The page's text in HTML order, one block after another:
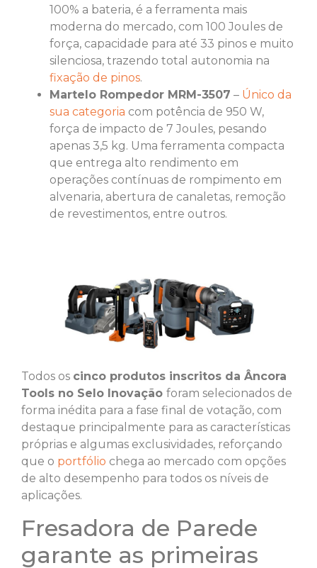
100% a bateria, é a ferramenta mais
moderna do mercado, com 100 Joules de
força, capacidade para até 33 pinos e muito
silenciosa, trazendo total autonomia na
fixação de pinos.
Martelo Rompedor MRM-3507 – Único da
sua categoria com potência de 950 W,
força de impacto de 7 Joules, pesando
apenas 3,5 kg. Uma ferramenta compacta
que entrega alto rendimento em
operações contínuas de rompimento em
alvenaria, abertura de canaletas, remoção
de revestimentos, entre outros.
Todos os cinco produtos inscritos da Âncora
Tools no Selo Inovação foram selecionados de
forma inédita para a fase final de votação, com
destaque principalmente para as características
próprias e algumas exclusividades, reforçando
que o portfólio chega ao mercado com opções
de alto desempenho para todos os níveis de
aplicações.
Fresadora de Parede
garante as primeiras